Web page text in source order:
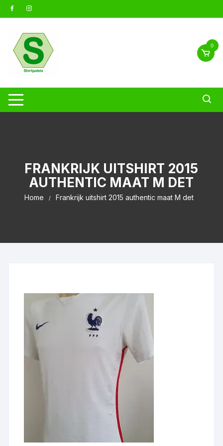
naar
0
FRANKRIJK UITSHIRT 2015
AUTHENTIC MAAT M DET
Home Frankrijk uitshirt 2015 authentic maat M det